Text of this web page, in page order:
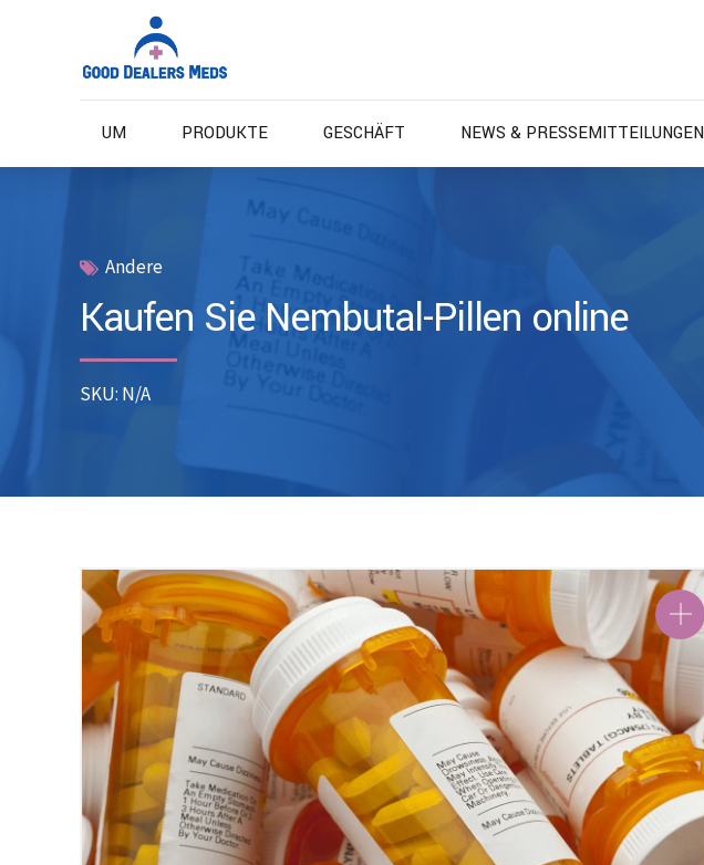
UM PRODUKTE GESCHÄFT NEWS & PRESSEMITTEILUNGEN
Andere
Kaufen Sie Nembutal-Pillen online
SKU: N/A